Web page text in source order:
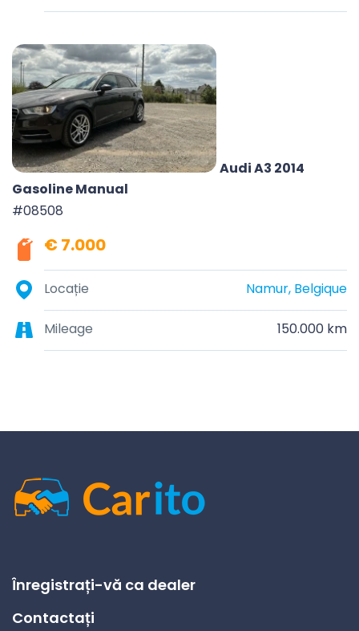
Audi A3 2014
Gasoline Manual
#08508
€ 7.000
Locație Namur, Belgique
Mileage 150.000 km
Înregistrați-vă ca dealer
Contactați